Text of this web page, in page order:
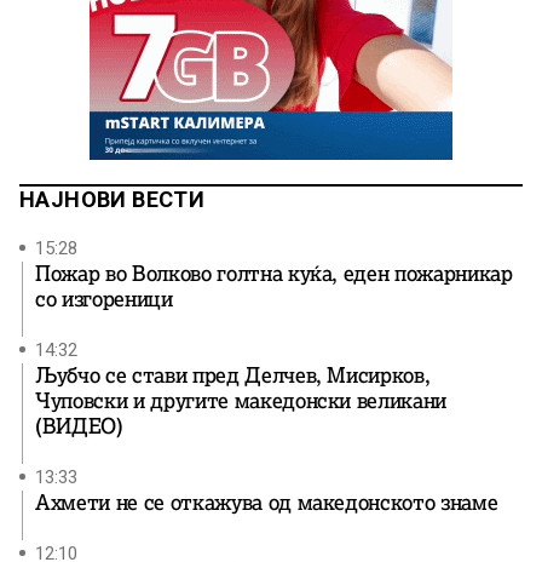
НАЈНОВИ ВЕСТИ
15:28
Пожар во Волково голтна куќа, еден пожарникар
со изгореници
14:32
Љубчо се стави пред Делчев, Мисирков,
Чуповски и другите македонски великани
(ВИДЕО)
13:33
Ахмети не се откажува од македонското знаме
12:10